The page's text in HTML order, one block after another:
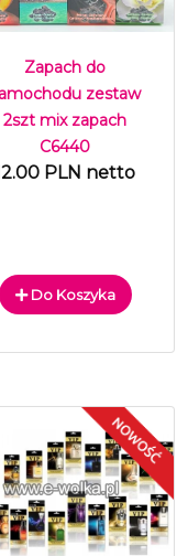
Zapach do
zestaw
2szt mix zapach
C6440
PLN netto
Do Koszyka